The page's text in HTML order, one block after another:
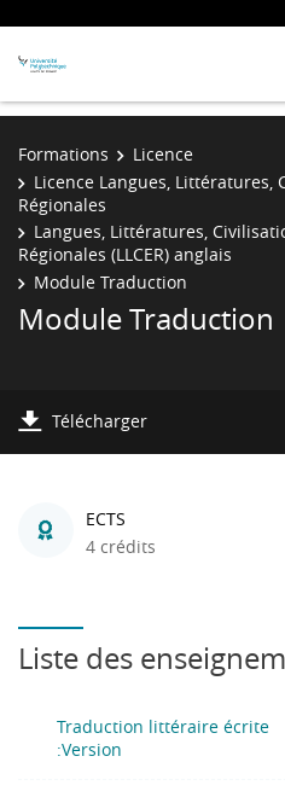
Formations
Licence
Licence Langues, Littératures,
Régionales
Langues, Littératures,
Régionales (LLCER) anglais
Module Traduction
Module Traduction
Télécharger
ECTS
4 crédits
Liste des
Traduction littéraire écrite
:Version